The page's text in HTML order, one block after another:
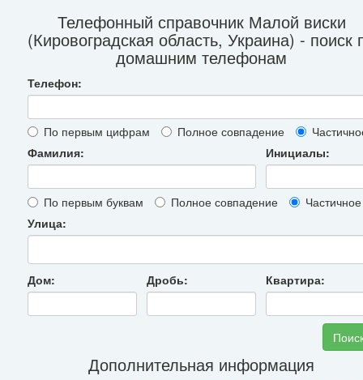
Телефонный справочник Малой виски
(Кировоградская область, Украина) - поиск
домашним телефонам
Телефон:
По первым цифрам Полное совпадение
Фамилия:
Инициалы:
По первым буквам Полное совпадение
Частичное
Улица:
Дом: Дробь: Квартира:
Дополнительная информация